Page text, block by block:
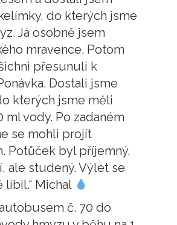
do kterých jsme
Já osobně jsem
mravence. Potom
přesunuli k
Dostali jsme
kterých jsme měli
ml vody. Po zadaném
se mohli projít
Potůček byl příjemný,
ale studený. Výlet se
líbil.“ Michal
č. 70 do